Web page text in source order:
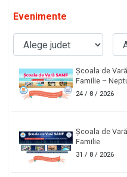
Evenimente
Școala de
Familie –
24/ 8 / 2026
Școala de
Familie
31 / 8 / 2026